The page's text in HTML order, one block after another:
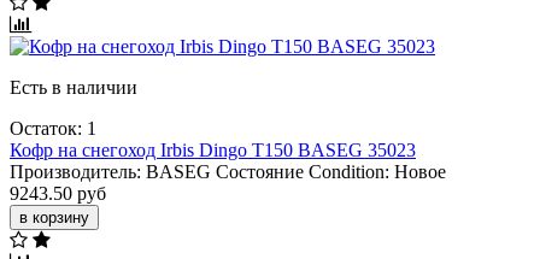
Есть в наличии
Остаток: 1
Кофр на снегоход Irbis Dingo Т150 BASEG 35023
Производитель: BASEG Состояние Condition: Новое
9243.50 руб
в корзину